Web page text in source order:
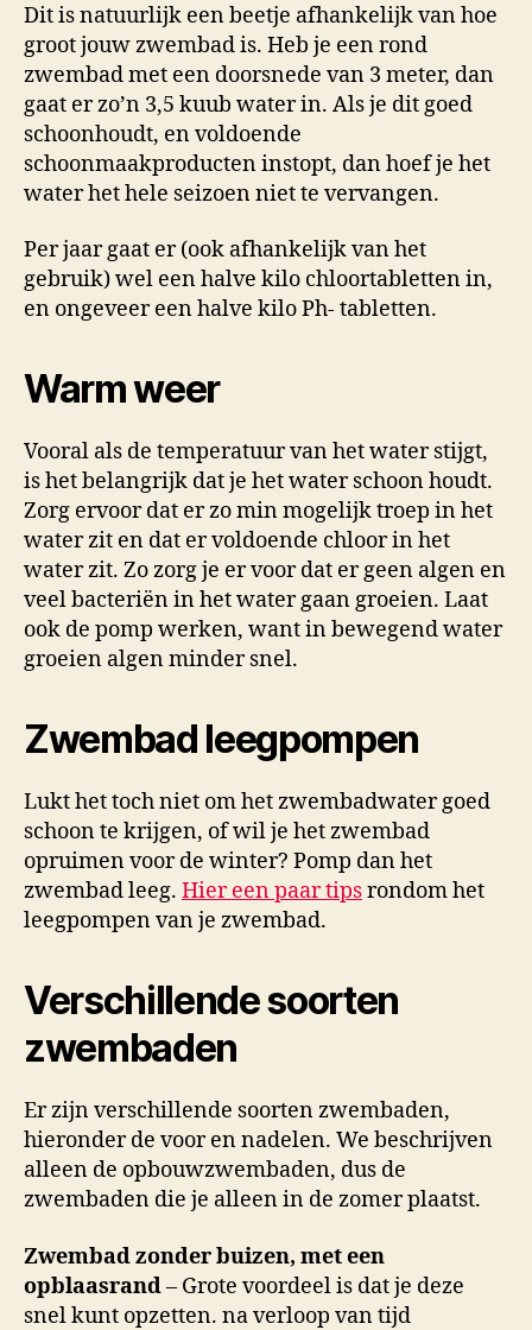
Dit is natuurlijk een beetje afhankelijk van hoe
groot jouw zwembad is. Heb je een rond
zwembad met een doorsnede van 3 meter, dan
gaat er zo’n 3,5 kuub water in. Als je dit goed
schoonhoudt, en voldoende
schoonmaakproducten instopt, dan hoef je het
water het hele seizoen niet te vervangen.
Per jaar gaat er (ook afhankelijk van het
gebruik) wel een halve kilo chloortabletten in,
en ongeveer een halve kilo Ph- tabletten.
Warm weer
Vooral als de temperatuur van het water stijgt,
is het belangrijk dat je het water schoon houdt.
Zorg ervoor dat er zo min mogelijk troep in het
water zit en dat er voldoende chloor in het
water zit. Zo zorg je er voor dat er geen algen en
veel bacteriën in het water gaan groeien. Laat
ook de pomp werken, want in bewegend water
groeien algen minder snel.
Zwembad leegpompen
Lukt het toch niet om het zwembadwater goed
schoon te krijgen, of wil je het zwembad
opruimen voor de winter? Pomp dan het
zwembad leeg. Hier een paar tipsrondom het
leegpompen van je zwembad.
Verschillende soorten
zwembaden
Er zijn verschillende soorten zwembaden,
hieronder de voor en nadelen. We beschrijven
alleen de opbouwzwembaden, dus de
zwembaden die je alleen in de zomer plaatst.
Zwembad zonder buizen, met een
opblaasrand– Grote voordeel is dat je deze
snel kunt opzetten. na verloop van tijd